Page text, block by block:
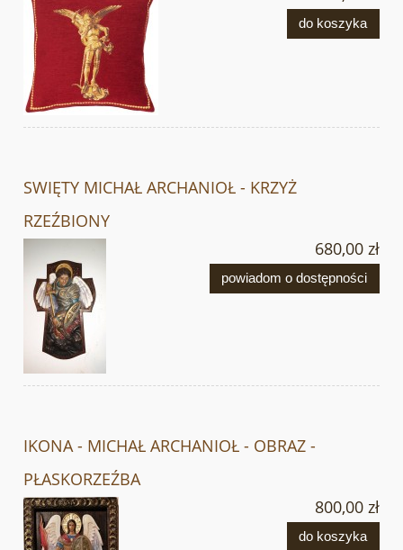
do koszyka
SWIĘTY MICHAŁ ARCHANIOŁ - KRZYŻ
RZEŹBIONY
680,00 zł
powiadom o dostępności
IKONA - MICHAŁ ARCHANIOŁ - OBRAZ -
PŁASKORZEŹBA
800,00 zł
do koszyka